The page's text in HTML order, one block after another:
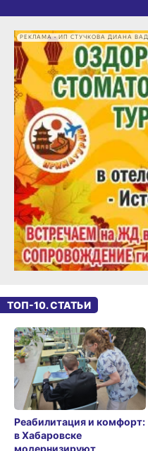
РЕКЛАМА • ИП СТУЧКОВА ДИАНА
ТОП-10. СТАТЬИ
Реабилитация и комфорт:
в Хабаровске